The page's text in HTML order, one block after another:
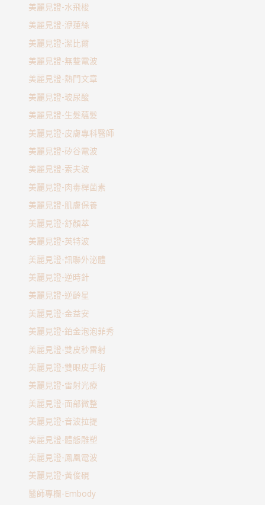
美麗見證-水飛梭
美麗見證-洢蓮絲
美麗見證-潔比爾
美麗見證-無雙電波
美麗見證-熱門文章
美麗見證-玻尿酸
美麗見證-生髮蘊髮
美麗見證-皮膚專科醫師
美麗見證-矽谷電波
美麗見證-索夫波
美麗見證-肉毒桿菌素
美麗見證-肌膚保養
美麗見證-舒顏萃
美麗見證-英特波
美麗見證-訊聯外泌體
美麗見證-逆時針
美麗見證-逆齡星
美麗見證-金益安
美麗見證-鉑金泡泡菲秀
美麗見證-雙皮秒雷射
美麗見證-雙眼皮手術
美麗見證-雷射光療
美麗見證-面部微整
美麗見證-音波拉提
美麗見證-體態雕塑
美麗見證-鳳凰電波
美麗見證-黃俊硯
醫師專欄-Embody